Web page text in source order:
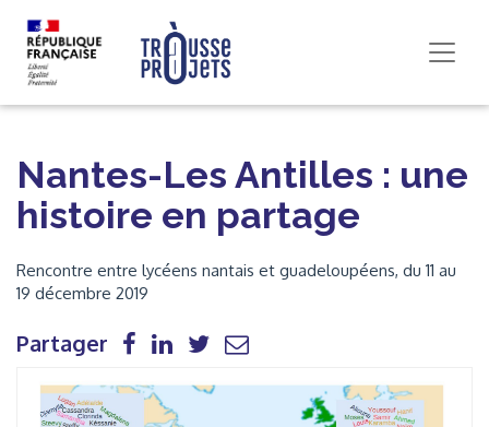
Nantes-Les Antilles : une
histoire en partage
Rencontre entre lycéens nantais et guadeloupéens, du 11 au
19 décembre 2019
Partager